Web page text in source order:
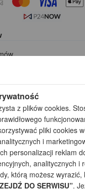
w budowie
(do 150 m2)
Projektów - Tradycyjne i
pracownia
procesu
z plików cookies.
pliki cookies
i
personalizacji reklam
analitycznych i
którą możesz wyrazić,
DO SERWISU”.